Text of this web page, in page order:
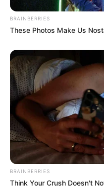
BRAINBERRIES
These Photos Make Us
BRAINBERRIES
Think Your Crush Doesn't